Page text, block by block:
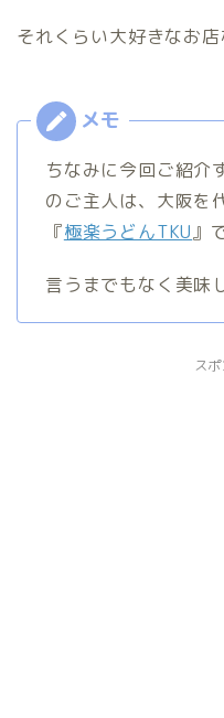
それくらい大好きなお店
ちなみに今回ご紹介
のご主人は、大阪を
『極楽うどんTKU』
言うまでもなく美味
ス